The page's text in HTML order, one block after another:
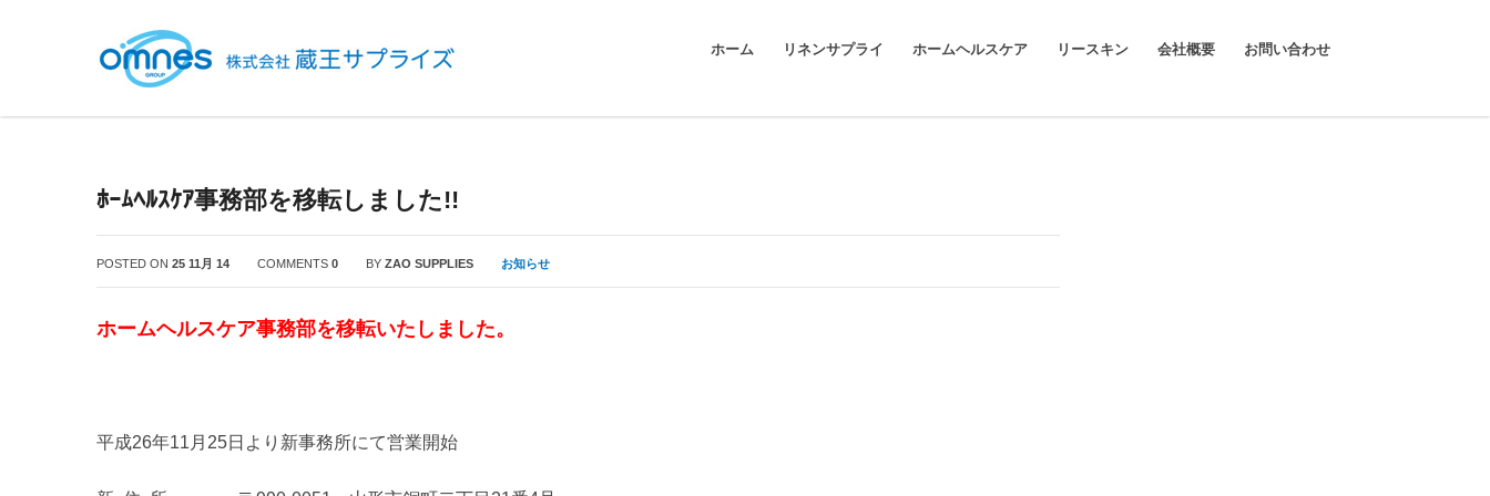
ホーム リネンサプライ ホームヘルスケア リースキン 会社概要 お問い合わせ
ﾎｰﾑﾍﾙｽｹｱ事務部を移転しました!!
POSTED ON 25 11月 14 COMMENTS 0 BY ZAO SUPPLIES お知らせ
ホームヘルスケア事務部を移転いたしました。
平成26年11月25日より新事務所にて営業開始